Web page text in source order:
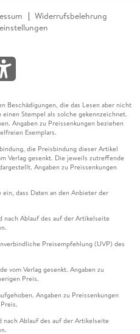
Widerrufsbelehrung
Beschädigungen, die das Lesen aber nicht
Stempel als solche gekennzeichnet.
Angaben zu Preissenkungen beziehen
Exemplars.
die Preisbindung dieser Artikel
Verlag gesenkt. Die jeweils zutreffende
Angaben zu Preissenkungen
dass Daten an den Anbieter der
nach Ablauf des auf der Artikelseite
Preisempfehlung (UVP) des
vom Verlag gesenkt. Angaben zu
Preis.
Angaben zu Preissenkungen
Ablauf des auf der Artikelseite